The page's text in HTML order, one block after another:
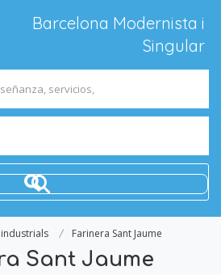
Barcelona Modernista i
Singular
Farinera Sant Jaume
Sant Jaume